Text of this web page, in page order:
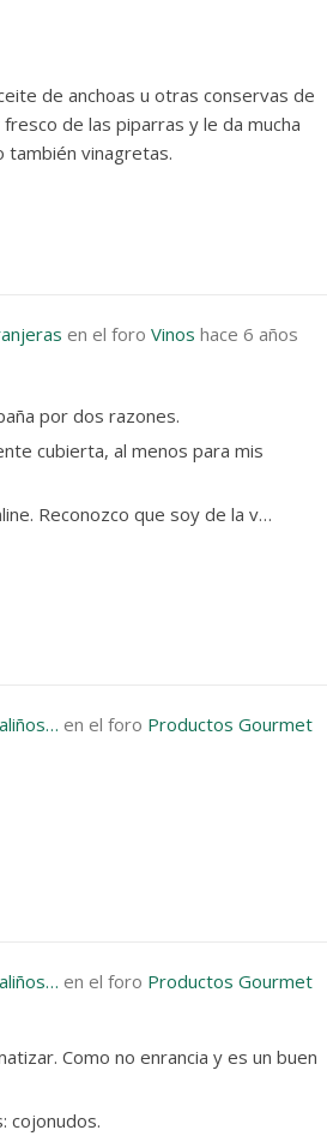
de anchoas u otras conservas de
de las piparras y le da mucha
también vinagretas.
en el foroVinos hace 6 años
por dos razones.
cubierta, al menos para mis
Reconozco que soy de la v…
en el foro Productos Gourmet
en el foro Productos Gourmet
Como no enrancia y es un buen
cojonudos.